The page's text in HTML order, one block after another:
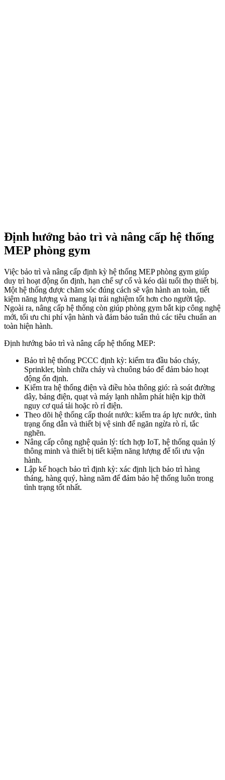
Định hướng bảo trì và nâng cấp hệ thống
MEP phòng gym
Việc bảo trì và nâng cấp định kỳ hệ thống MEP phòng gym giúp
duy trì hoạt động ổn định, hạn chế sự cố và kéo dài tuổi thọ thiết bị.
Một hệ thống được chăm sóc đúng cách sẽ vận hành an toàn, tiết
kiệm năng lượng và mang lại trải nghiệm tốt hơn cho người tập.
Ngoài ra, nâng cấp hệ thống còn giúp phòng gym bắt kịp công nghệ
mới, tối ưu chi phí vận hành và đảm bảo tuân thủ các tiêu chuẩn an
toàn hiện hành.
Định hướng bảo trì và nâng cấp hệ thống MEP:
Bảo trì hệ thống PCCC định kỳ: kiểm tra đầu báo cháy,
Sprinkler, bình chữa cháy và chuông báo để đảm bảo hoạt
động ổn định.
Kiểm tra hệ thống điện và điều hòa thông gió: rà soát đường
dây, bảng điện, quạt và máy lạnh nhằm phát hiện kịp thời
nguy cơ quá tải hoặc rò rỉ điện.
Theo dõi hệ thống cấp thoát nước: kiểm tra áp lực nước, tình
trạng ống dẫn và thiết bị vệ sinh để ngăn ngừa rò rỉ, tắc
nghẽn.
Nâng cấp công nghệ quản lý: tích hợp IoT, hệ thống quản lý
thông minh và thiết bị tiết kiệm năng lượng để tối ưu vận
hành.
Lập kế hoạch bảo trì định kỳ: xác định lịch bảo trì hàng
tháng, hàng quý, hàng năm để đảm bảo hệ thống luôn trong
tình trạng tốt nhất.